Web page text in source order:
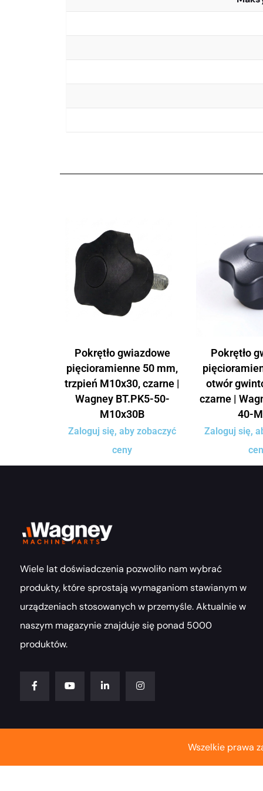
Pokrętło gwiazdowe
pięcioramienne 50 mm,
trzpień M10x30, czarne |
Wagney BT.PK5-50-
M10x30B
Zaloguj się, aby zobaczyć
ceny
Pokrętło
otwór
czarne |
40-
Zaloguj się,
Wiele lat doświadczenia pozwoliło nam wybrać
produkty, które sprostają wymaganiom stawianym w
urządzeniach stosowanych w przemyśle. Aktualnie w
naszym magazynie znajduje się ponad 5000
produktów.
Wszelkie prawa